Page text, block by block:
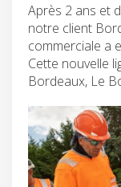
Après 2 ans et
notre client
commerciale a
Cette nouvelle
Bordeaux, Le